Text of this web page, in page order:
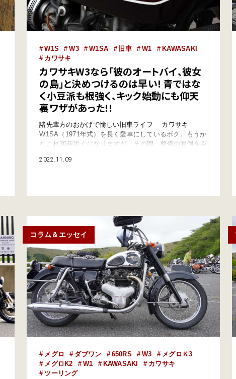
W1S W3 W1SA 旧車 W1
KAWASAKI
カワサキ
カワサキW3なら「彼のオートバイ、彼女
の島」と決めつけるのは早い! 青ではな
く小豆派も根強く、キック始動にも仰天
裏ワザがあった!!
諸先輩方のおかげで愉しい旧車ライフ カワサキ
W1SA（1971年式）を長く愛車にしているボク。もうか
れこれ30年近くになりますが、その間、整備の面倒をみ
が、その道に深く精通する諸先輩方。みなさまの助けな
2022.11.09
コラム＆エッセイ
メグロ ダブワン 650RS W3
メグロＫ3
メグロK2
W1 KAWASAKI
カワサキ
ツーリング